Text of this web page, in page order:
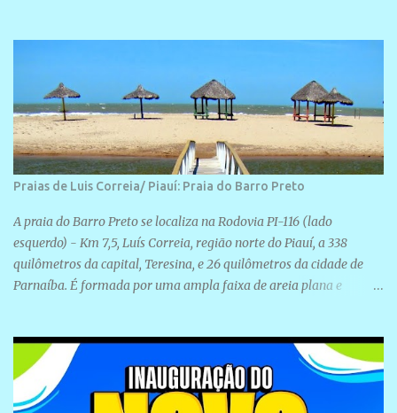
Praias de Luis Correia/ Piauí: Praia do Barro Preto
A praia do Barro Preto se localiza na Rodovia PI-116 (lado
esquerdo) - Km 7,5, Luís Correia, região norte do Piauí, a 338
quilômetros da capital, Teresina, e 26 quilômetros da cidade de
Parnaíba. É formada por uma ampla faixa de areia plana e
devido ao extensivo molhe de pedras que não chegam a 2 metros
de altura, não apresentando dunas em seu espaço geográfico. Não
se sabe ao certo porque a praia leva esse nome, e muitas das suas